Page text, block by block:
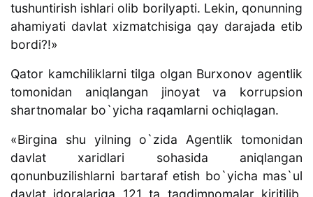
tushuntirish ishlari olib borilyapti. Lekin, qonunning
ahamiyati davlat xizmatchisiga qay darajada etib
bordi?!»
Qator kamchiliklarni tilga olgan Burxonov agentlik
tomonidan aniqlangan jinoyat va korrupsion
shartnomalar bo`yicha raqamlarni ochiqlagan.
«Birgina shu yilning o`zida Agentlik tomonidan
davlat xaridlari sohasida aniqlangan
qonunbuzilishlarni bartaraf etish bo`yicha mas`ul
davlat idoralariga 121 ta taqdimnomalar kiritilib,